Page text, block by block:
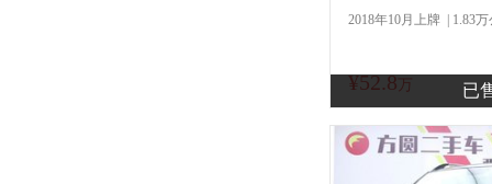
已
2018年10月上牌 | 1.83
¥52.8 万 商
一口